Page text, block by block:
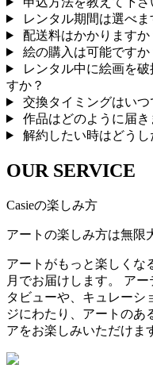
レンタル期間は選べま
配送料はかかりますか
絵の購入は可能ですか
レンタル中に絵画を
すか？
交換タイミングはいつ
作品はどのように届き
解約したい時はどうし
OUR SERVICE
Casieの楽しみ方
アートの楽しみ方は無限
アートがもっと楽しくな
月でお届けします。 ア
タビューや、キュレーシ
ジにわたり、アートのあ
アをお楽しみいただけま